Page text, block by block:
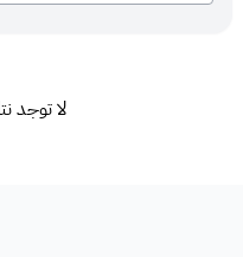
لا توجد